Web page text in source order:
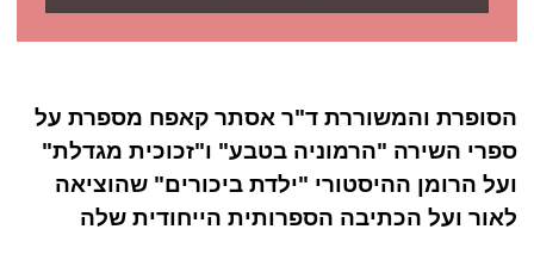
הסופרת והמשוררת ד"ר אסתר קאפח מספרת על
ספרי השירה "הרמוניה בטבע" ו"זכוכית מגדלת"
ועל הרומן ההיסטורי "ילדת ביכורים" שהוציאה
לאור ועל הכתיבה הספרותית הייחודית שלה